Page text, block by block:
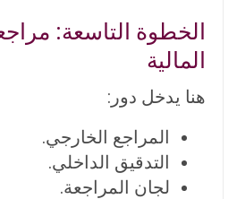
الخطوة التاسعة:
المالية
هنا يدخل دور:
المراجع الخارجي.
التدقيق الداخلي.
لجان المراجعة.